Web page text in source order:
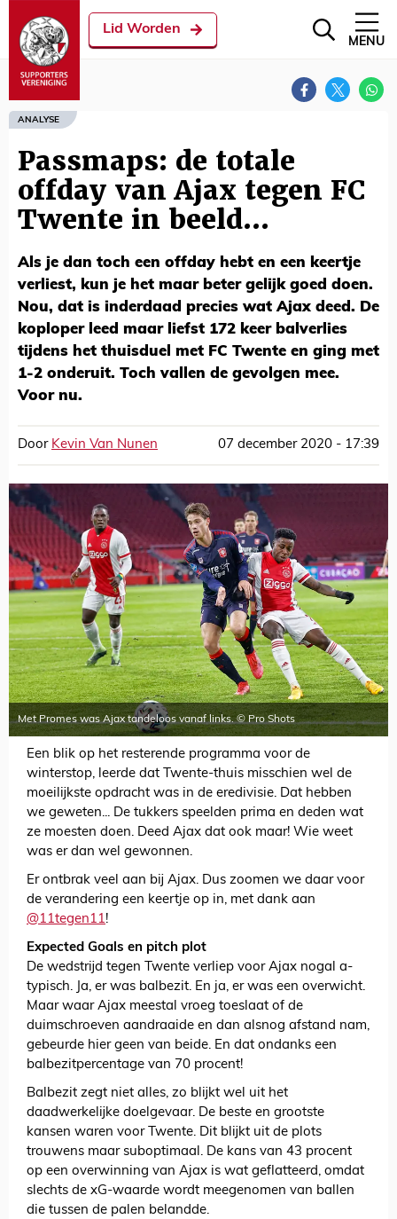
Lid Worden
MENU
ANALYSE
Passmaps: de totale
offday van Ajax tegen FC
Twente in beeld...
Als je dan toch een offday hebt en een keertje
verliest, kun je het maar beter gelijk goed doen.
Nou, dat is inderdaad precies wat Ajax deed. De
koploper leed maar liefst 172 keer balverlies
tijdens het thuisduel met FC Twente en ging met
1-2 onderuit. Toch vallen de gevolgen mee.
Voor nu.
Door Kevin Van Nunen 07 december 2020 - 17:39
Met Promes was Ajax tandeloos vanaf links. © Pro Shots
Een blik op het resterende programma voor de
winterstop, leerde dat Twente-thuis misschien wel de
moeilijkste opdracht was in de eredivisie. Dat hebben
we geweten... De tukkers speelden prima en deden wat
ze moesten doen. Deed Ajax dat ook maar! Wie weet
was er dan wel gewonnen.
Er ontbrak veel aan bij Ajax. Dus zoomen we daar voor
de verandering een keertje op in, met dank aan
@11tegen11!
Expected Goals en pitch plot
De wedstrijd tegen Twente verliep voor Ajax nogal a-
typisch. Ja, er was balbezit. En ja, er was een overwicht.
Maar waar Ajax meestal vroeg toeslaat of de
duimschroeven aandraaide en dan alsnog afstand nam,
gebeurde hier geen van beide. En dat ondanks een
balbezitpercentage van 70 procent!
Balbezit zegt niet alles, zo blijkt wel uit het
daadwerkelijke doelgevaar. De beste en grootste
kansen waren voor Twente. Dit blijkt uit de plots
trouwens maar suboptimaal. De kans van 43 procent
op een overwinning van Ajax is wat geflatteerd, omdat
slechts de xG-waarde wordt meegenomen van ballen
die tussen de palen belandde.